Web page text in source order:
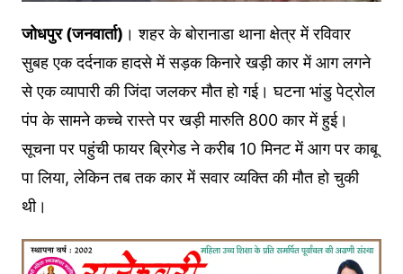
जोधपुर (जनवार्ता) । शहर के बोरानाडा थाना क्षेत्र में रविवार
सुबह एक दर्दनाक हादसे में सड़क किनारे खड़ी कार में आग लगने
से एक व्यापारी की जिंदा जलकर मौत हो गई। घटना भांडु पेट्रोल
पंप के सामने कच्चे रास्ते पर खड़ी मारुति 800 कार में हुई।
सूचना पर पहुंची फायर ब्रिगेड ने करीब 10 मिनट में आग पर काबू
पा लिया, लेकिन तब तक कार में सवार व्यक्ति की मौत हो चुकी
थी।